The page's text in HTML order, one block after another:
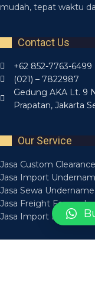
mudah, tepat waktu
Contact Us
+62 852-7763-6499
(021) – 7822987
Gedung AKA Lt. 9
Prapatan, Jakarta
Our Service
Jasa Custom Clearance
Jasa Import
Jasa Sewa Undername
Jasa Freight Forwarder
Jasa Import Borongan